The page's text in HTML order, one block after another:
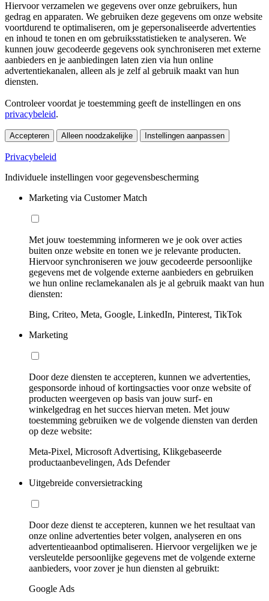
Hiervoor verzamelen we gegevens over onze gebruikers, hun
gedrag en apparaten. We gebruiken deze gegevens om onze website
voortdurend te optimaliseren, om je gepersonaliseerde advertenties
en inhoud te tonen en om gebruiksstatistieken te analyseren. We
kunnen jouw gecodeerde gegevens ook synchroniseren met externe
aanbieders en je aanbiedingen laten zien via hun online
advertentiekanalen, alleen als je zelf al gebruik maakt van hun
diensten.
Controleer voordat je toestemming geeft de instellingen en ons
privacybeleid.
Accepteren Alleen noodzakelijke Instellingen aanpassen
Privacybeleid
Individuele instellingen voor gegevensbescherming
Marketing via Customer Match
Met jouw toestemming informeren we je ook over acties
buiten onze website en tonen we je relevante producten.
Hiervoor synchroniseren we jouw gecodeerde persoonlijke
gegevens met de volgende externe aanbieders en gebruiken
we hun online reclamekanalen als je al gebruik maakt van hun
diensten:
Bing, Criteo, Meta, Google, LinkedIn, Pinterest, TikTok
Marketing
Door deze diensten te accepteren, kunnen we advertenties,
gesponsorde inhoud of kortingsacties voor onze website of
producten weergeven op basis van jouw surf- en
winkelgedrag en het succes hiervan meten. Met jouw
toestemming gebruiken we de volgende diensten van derden
op deze website:
Meta-Pixel, Microsoft Advertising, Klikgebaseerde
productaanbevelingen, Ads Defender
Uitgebreide conversietracking
Door deze dienst te accepteren, kunnen we het resultaat van
onze online advertenties beter volgen, analyseren en ons
advertentieaanbod optimaliseren. Hiervoor vergelijken we je
versleutelde persoonlijke gegevens met de volgende externe
aanbieders, voor zover je hun diensten al gebruikt:
Google Ads